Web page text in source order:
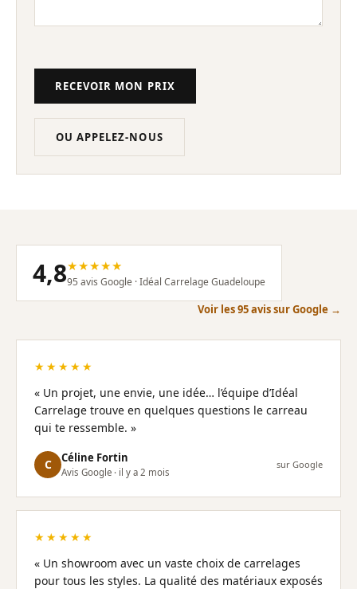
RECEVOIR MON PRIX
OU APPELEZ-NOUS
4,8★★★★★
95 avis Google · Idéal Carrelage Guadeloupe
Voir les 95 avis sur Google →
★★★★★
« Un projet, une envie, une idée… l’équipe d’Idéal
Carrelage trouve en quelques questions le carreau
qui te ressemble. »
C Céline Fortin
Avis Google · il y a 2 mois
sur Google
★★★★★
« Un showroom avec un vaste choix de carrelages
pour tous les styles. La qualité des matériaux exposés